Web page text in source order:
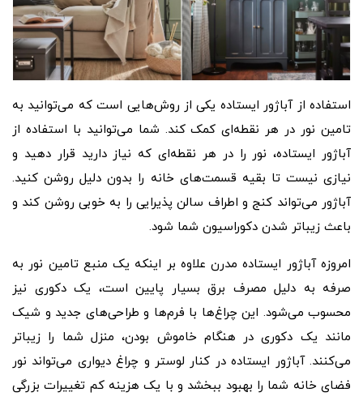
استفاده از آباژور ایستاده یکی از روش‌هایی است که می‌توانید به
تامین نور در هر نقطه‌ای کمک کند. شما می‌توانید با استفاده از
آباژور ایستاده، نور را در هر نقطه‌ای که نیاز دارید قرار دهید و
نیازی نیست تا بقیه قسمت‌های خانه را بدون دلیل روشن کنید.
آباژور می‌تواند کنج و اطراف سالن پذیرایی را به خوبی روشن کند و
باعث زیباتر شدن دکوراسیون شما شود.
امروزه آباژور ایستاده مدرن علاوه بر اینکه یک منبع تامین نور به
صرفه به دلیل مصرف برق بسیار پایین است، یک دکوری نیز
محسوب می‌شود. این چراغ‌ها با فرم‌ها و طراحی‌های جدید و شیک
مانند یک دکوری در هنگام خاموش بودن، منزل شما را زیباتر
می‌کنند. آباژور ایستاده در کنار لوستر و چراغ دیواری می‌تواند نور
فضای خانه شما را بهبود ببخشد و با یک هزینه کم تغییرات بزرگی